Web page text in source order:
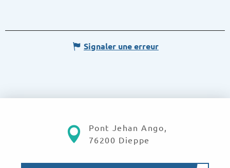
Signaler une erreur
Pont Jehan Ango,
76200 Dieppe